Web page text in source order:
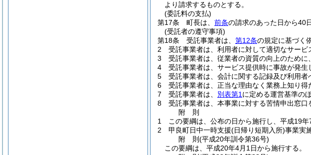
より請求するものとする。
(委託料の支払)
第17条
町長は、 前条の請求のあった日から40
(受託者の遵守事項)
第18条
受託事業者は、 第12条の規定に基づく
2
受託事業者は、利用者に対して適切なサー
3
受託事業者は、従業者の資質の向上のために
4
受託事業者は、サービス提供時に事故が発
5
受託事業者は、会計に関する記録及び利用
6
受託事業者は、正当な理由なく業務上知り得
7
受託事業者は、 別表第1 に定める運営基準の
8
受託事業者は、本事業に対する苦情申出窓口
附 則
1
この要綱は、公布の日から施行し、平成19年
2
甲良町日中一時支援(日帰り短期入所)事業実
附 則(平成20年訓令第36号)
この要綱は、平成20年4月1日から施行する。